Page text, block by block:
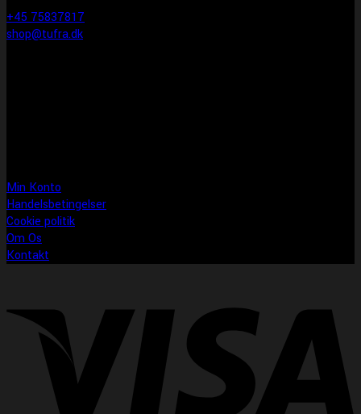
+45 75837817
shop@tufra.dk
Min Konto
Handelsbetingelser
Cookie politik
Om Os
Kontakt